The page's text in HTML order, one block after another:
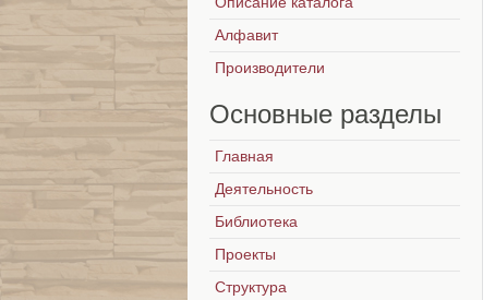
Алфавит
Производители
Основные разделы
Главная
Деятельность
Библиотека
Проекты
Структура